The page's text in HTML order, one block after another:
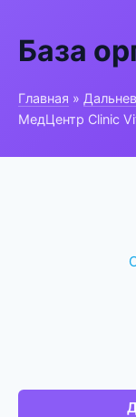
База
Главная »
МедЦентр Clinic